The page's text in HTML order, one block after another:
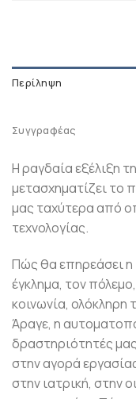
Περίληψη
Συγγραφέας
Η ραγδαία εξέλιξη
μετασχηματίζει το
μας ταχύτερα από
τεχνολογίας.
Πώς θα επηρεάσει η
έγκλημα, τον
κοινωνία,
Άραγε, η
δραστηριότητές
στην αγορά
στην ιατρική, στην